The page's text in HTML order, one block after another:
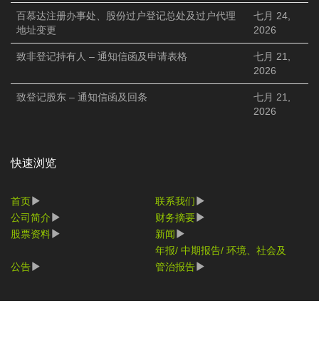
百慕达注册办事处、股份过户登记总处及过户代理
地址变更
七月 24,
2026
致非登记持有人 – 通知信函及申请表格
七月 21,
2026
致登记股东 – 通知信函及回条
七月 21,
2026
快速浏览
首页
联系我们
公司简介
财务摘要
股票资料
新闻
公告
年报/ 中期报告/ 环境、社会及
管治报告